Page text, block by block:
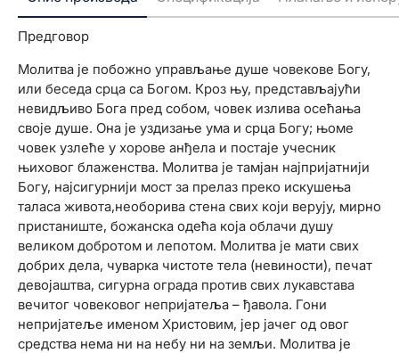
Предговор
Молитва је побожно управљање душе човекове Богу,
или беседа срца са Богом. Кроз њу, представљајући
невидљиво Бога пред собом, човек излива осећања
своје душе. Она је уздизање ума и срца Богу; њоме
човек узлеће у хорове анђела и постаје учесник
њиховог блаженства. Молитва је тамјан најпријатнији
Богу, најсигурнији мост за прелаз преко искушења
таласа живота,необорива стена свих који верују, мирно
пристаниште, божанска одећа која облачи душу
великом добротом и лепотом. Молитва је мати свих
добрих дела, чуварка чистоте тела (невиности), печат
девојаштва, сигурна ограда против свих лукавстава
вечитог човековог непријатеља – ђавола. Гони
непријатеље именом Христовим, јер јачег од овог
средства нема ни на небу ни на земљи. Молитва је